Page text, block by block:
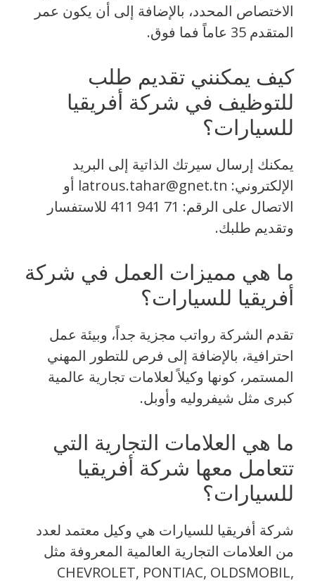
الاختصاص المحدد، بالإضافة إلى أن يكون عمر
المتقدم 35 عاماً فما فوق.
كيف يمكنني تقديم طلب
للتوظيف في شركة أفريقيا
للسيارات؟
يمكنك إرسال سيرتك الذاتية إلى البريد
الإلكتروني: latrous.tahar@gnet.tn أو
الاتصال على الرقم: 71 941 411 للاستفسار
وتقديم طلبك.
ما هي مميزات العمل في شركة
أفريقيا للسيارات؟
تقدم الشركة رواتب مجزية جداً، وبيئة عمل
احترافية، بالإضافة إلى فرص للتطور المهني
المستمر، كونها وكيلاً لعلامات تجارية عالمية
كبرى مثل شيفروليه وأوبل.
ما هي العلامات التجارية التي
تتعامل معها شركة أفريقيا
للسيارات؟
شركة أفريقيا للسيارات هي وكيل معتمد لعدد
من العلامات التجارية العالمية المعروفة مثل
CHEVROLET, PONTIAC, OLDSMOBIL,